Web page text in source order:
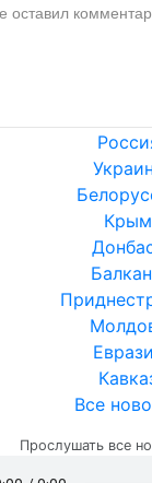
оставил
Крым
Все
Прослушать все